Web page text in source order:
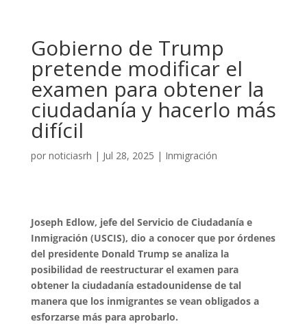
Gobierno de Trump
pretende modificar el
examen para obtener la
ciudadanía y hacerlo más
difícil
por noticiasrh | Jul 28, 2025 | Inmigración
Joseph Edlow, jefe del Servicio de Ciudadanía e
Inmigración (USCIS), dio a conocer que por órdenes
del presidente Donald Trump se analiza la
posibilidad de reestructurar el examen para
obtener la ciudadanía estadounidense de tal
manera que los inmigrantes se vean obligados a
esforzarse más para aprobarlo.